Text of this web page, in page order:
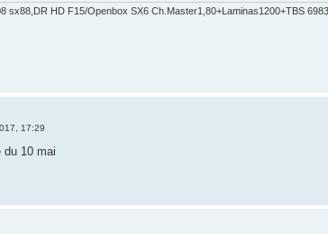
sx88,DR HD F15/Openbox SX6 Ch.Master1,80+Laminas1200+TBS
17:29
du 10 mai